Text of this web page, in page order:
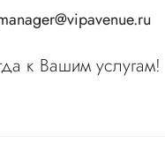
к Вашим услугам!